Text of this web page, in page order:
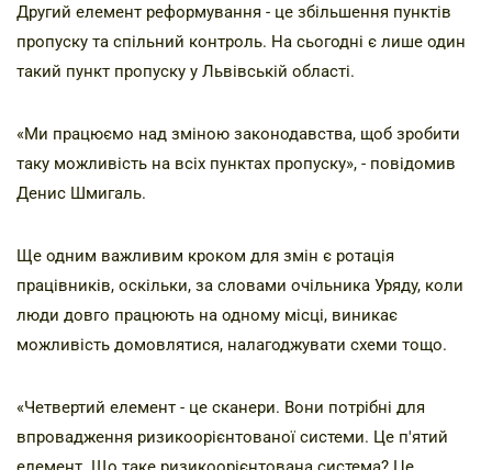
Другий елемент реформування - це збільшення пунктів
пропуску та спільний контроль. На сьогодні є лише один
такий пункт пропуску у Львівській області.
«Ми працюємо над зміною законодавства, щоб зробити
таку можливість на всіх пунктах пропуску», - повідомив
Денис Шмигаль.
Ще одним важливим кроком для змін є ротація
працівників, оскільки, за словами очільника Уряду, коли
люди довго працюють на одному місці, виникає
можливість домовлятися, налагоджувати схеми тощо.
«Четвертий елемент - це сканери. Вони потрібні для
впровадження ризикоорієнтованої системи. Це п'ятий